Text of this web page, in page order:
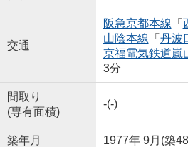
交通
阪急京都本線 「
山陰本線 「 丹波
京福電気鉄道嵐
3分
間取り
(専有面積)
-(-)
築年月 1977年 9月(築